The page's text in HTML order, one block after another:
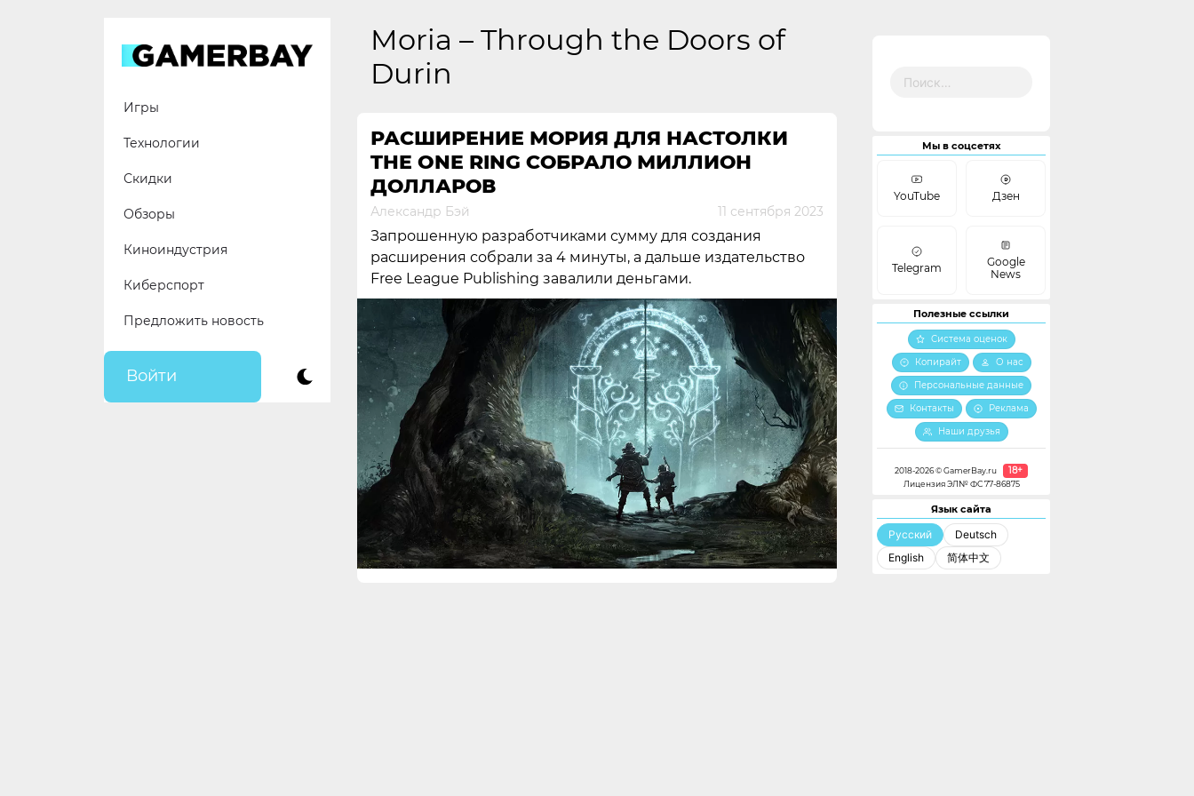
Игры
Технологии
Скидки
Обзоры
Киноиндустрия
Киберспорт
Предложить новость
Войти
Moria – Through the Doors of
Durin
РАСШИРЕНИЕ МОРИЯ ДЛЯ НАСТОЛКИ
THE ONE RING СОБРАЛО МИЛЛИОН
ДОЛЛАРОВ
Александр Бэй 11 сентября 2023
Запрошенную разработчиками сумму для создания
расширения собрали за 4 минуты, а дальше издательство
Free League Publishing завалили деньгами.
Мы в соцсетях
YouTube Дзен
Telegram
Google
News
Полезные ссылки
Система оценок
Копирайт
О нас
Персональные данные
Контакты
Реклама
Наши друзья
2018-2026 © GamerBay.ru 18+
Лицензия ЭЛ№ ФС 77-86875
Язык сайта
Русский
Deutsch
English
简体中文